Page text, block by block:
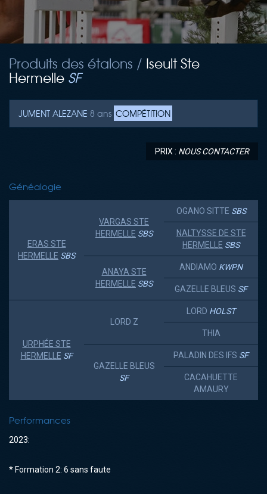
Produits des étalons / Iseult Ste
Hermelle SF
JUMENT ALEZANE 8 ans COMPÉTITION
PRIX : NOUS CONTACTER
Généalogie
ERAS STE
HERMELLE SBS
VARGAS STE
HERMELLE SBS
OGANO SITTE SBS
NALTYSSE DE STE
HERMELLE SBS
ANAYA STE
HERMELLE SBS
ANDIAMO KWPN
GAZELLE BLEUS SF
URPHÉE STE
HERMELLE SF
LORD Z
LORD HOLST
THIA
GAZELLE BLEUS
SF
PALADIN DES IFS SF
CACAHUETTE
AMAURY
Performances
2023:
* Formation 2: 6 sans faute